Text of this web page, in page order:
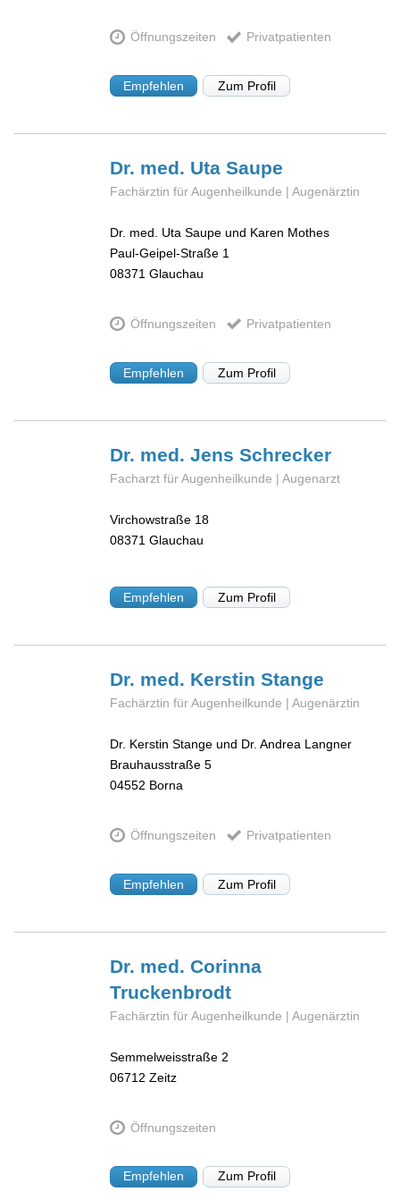
Öffnungszeiten Privatpatienten
Empfehlen Zum Profil
Dr. med. UtaSaupe
Fachärztin für Augenheilkunde | Augenärztin
Dr. med. Uta Saupe und Karen Mothes
Paul-Geipel-Straße 1
08371 Glauchau
Öffnungszeiten Privatpatienten
Empfehlen Zum Profil
Dr. med. JensSchrecker
Facharzt für Augenheilkunde | Augenarzt
Virchowstraße 18
08371 Glauchau
Empfehlen Zum Profil
Dr. med. KerstinStange
Fachärztin für Augenheilkunde | Augenärztin
Dr. Kerstin Stange und Dr. Andrea Langner
Brauhausstraße 5
04552 Borna
Öffnungszeiten Privatpatienten
Empfehlen Zum Profil
Dr. med. Corinna
Truckenbrodt
Fachärztin für Augenheilkunde | Augenärztin
Semmelweisstraße 2
06712 Zeitz
Öffnungszeiten
Empfehlen Zum Profil